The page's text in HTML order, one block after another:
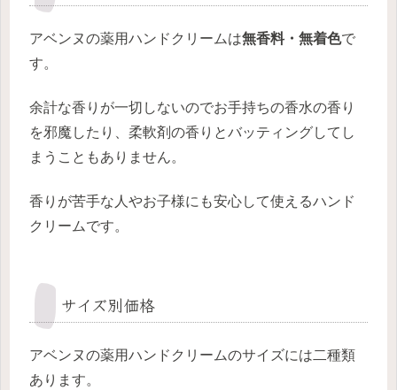
アベンヌの薬用ハンドクリームは無香料・無着色で
す。
余計な香りが一切しないのでお手持ちの香水の香り
を邪魔したり、柔軟剤の香りとバッティングしてし
まうこともありません。
香りが苦手な人やお子様にも安心して使えるハンド
クリームです。
サイズ別価格
アベンヌの薬用ハンドクリームのサイズには二種類
あります。